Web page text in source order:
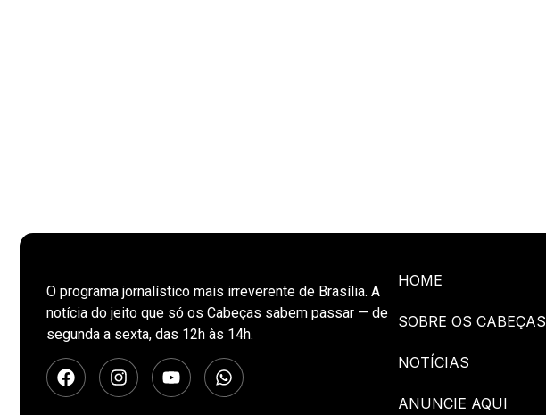
O programa jornalístico mais irreverente de Brasília. A
notícia do jeito que só os Cabeças sabem passar — de
segunda a sexta, das 12h às 14h.
HOME
SOBRE OS CABEÇAS
NOTÍCIAS
ANUNCIE AQUI